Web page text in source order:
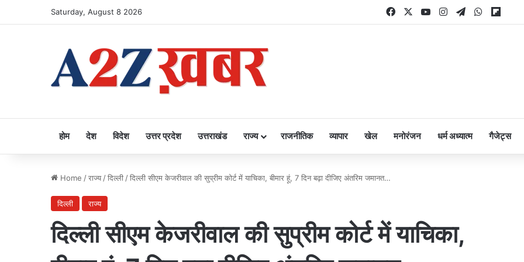
Saturday, August 8 2026 FacebookYouTubeInstagram
TelegramWhatsApp
होम देश विदेश उत्तर प्रदेश उत्तराखंड राज्य राजनीतिक व्यापार खेल मनोरंजन धर्म अध्यात्म गैजेट्स
Home /राज्य /दिल्ली /दिल्ली सीएम केजरीवाल की सुप्रीम कोर्ट में याचिका, बीमार हूं, 7 दिन बढ़ा दीजिए अंतरिम जमानत…
दिल्ली राज्य
दिल्ली सीएम केजरीवाल की सुप्रीम कोर्ट में याचिका,